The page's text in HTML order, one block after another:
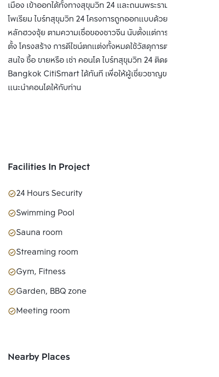
เมือง เข้าออกได้ทั้งทางสุขุมวิท 24 และถนนพระราม 4 ใกล้ ดิ เอ็ม
โพเรียม ไบร์ทสุขุมวิท 24 โครงการถูกออกแบบด้วยพื้นฐานตาม
หลักฮวงจุ้ย ตามความเชื่อของชาวจีน นับตั้งแต่การเลือกทำเลที่
ตั้ง โครงสร้าง การดีไซน์ตกแต่งทั้งหมดใช้วัสดุการตกแต่งอย่างดี
สนใจ ซื้อ ขายหรือ เช่า คอนโด ไบร์ทสุขุมวิท 24 ติดต่อหาเรา
Bangkok CitiSmart ได้ทันที เพื่อให้ผู้เชี่ยวชาญของเราได้
แนะนำคอนโดให้กับท่าน
Facilities In Project
24 Hours Security
Swimming Pool
Sauna room
Streaming room
Gym, Fitness
Garden, BBQ zone
Meeting room
Nearby Places